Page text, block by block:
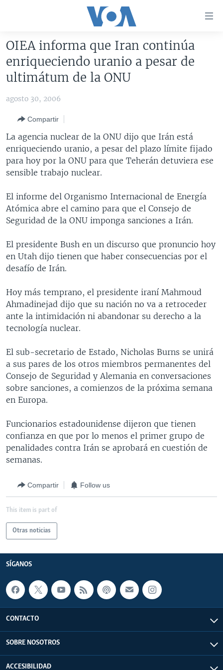
accesibilidad
contenido
Salte
principal
Salte
búsqueda
AMÉRICA DEL NORTE
EEUU
ELECCIONES EEUU 2024
VOA VERIFICA INMIGRACIÓN
VOA VERIFICA AMÉRICA LATINA
ARGENTINA
BOLIVIA
COLOMBIA
CHILE
PERÚ
ECUADOR
BRASIL
CHINA EN AMÉRICA LATINA
CENTROAMÉRICA
COSTA RICA
EL SALVADOR
GUATEMALA
HONDURAS
OTRAS SECCIONES
INMIGRACIÓN
LIBERTAD DE PRENSA
MUNDO
ENTRETENIMIENTO Y CULTURA
TECNOLOGÍA
CIENCIA Y SALUD
ESPECIALES DE LA VOA
LIBERTAD DE PRENSA
UCRANIA
VIDEOS
FOTOGRAFÍA
PROGRAMAS TV
EL MUNDO AL DÍA
VISIÓN 360
LAS CLAVES
RADIO
AUDIONOTICIAS
BUENOS DÍAS AMÉRICA
EL MUNDO AL DÍA [RADIO]
FORO [RADIO]
DEPORTIVO INTERNACIONAL
ENTRETENIMIENTO
DOCUMENTALES DE LA VOA
Learning English
SÍGANOS
Idiomas
OIEA informa que Iran continúa
enriqueciendo uranio a pesar de
ultimátum de la ONU
agosto 30, 2006
Compartir
La agencia nuclear de la ONU dijo que Irán está
enriqueciendo uranio, a pesar del plazo límite fijado
para hoy por la ONU para que Teherán detuviera ese
sensible trabajo nuclear.
El informe del Organismo Internacional de Energía
Atómica abre el camino para que el Consejo de
Seguridad de la ONU imponga sanciones a Irán.
El presidente Bush en un discurso que pronuncio hoy
en Utah dijo tienen que haber consecuencias por el
desafío de Irán.
Hoy más temprano, el presidente iraní Mahmoud
Ahmadinejad dijo que su nación no va a retroceder
ante la intimidación ni abandonar su derecho a la
tecnología nuclear.
El sub-secretario de Estado, Nicholas Burns se unirá
a sus pares de los otros miembros permanentes del
Consejo de Seguridad y Alemania en conversaciones
sobre sanciones, a comienzos de la próxima semana
en Europa.
Funcionarios estadounidense dijeron que tienen
confianza en que por lo menos el primer grupo de
penalidades contra Irán se aprobará en cuestión de
semanas.
Compartir Follow us
This item is part of
Otras noticias
SÍGANOS
CONTACTO
SOBRE NOSOTROS
ACCESIBILIDAD